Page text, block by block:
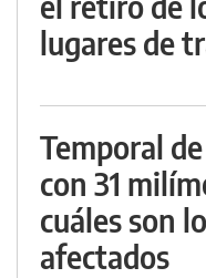
lugares de
Temporal
con 31
cuáles son
afectados